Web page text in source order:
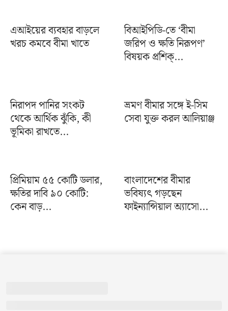
এআইয়ের ব্যবহার বাড়লে
খরচ কমবে বীমা খাতে
বিআইপিডি-তে ‘বীমা
জরিপ ও ক্ষতি নিরূপণ’
বিষয়ক প্রশিক্...
নিরাপদ পানির সংকট
থেকে আর্থিক ঝুঁকি, কী
ভূমিকা রাখতে...
ভ্রমণ বীমার সঙ্গে ই-সিম
সেবা যুক্ত করল আলিয়াঞ্জ
প্রিমিয়াম ৫৫ কোটি ডলার,
ক্ষতির দাবি ৯০ কোটি:
কেন বাড়...
বাংলাদেশের বীমার
ভবিষ্যৎ গড়ছেন
ফাইন্যান্সিয়াল অ্যাসো...